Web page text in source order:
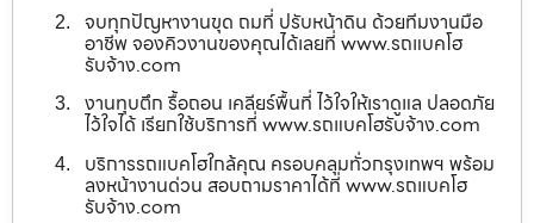
จบทุกปัญหางานขุด ถมที่ ปรับหน้าดิน ด้วยทีมงานมือ
อาชีพ จองคิวงานของคุณได้เลยที่ www.รถแบคโฮ
รับจ้าง.com
งานทุบตึก รื้อถอน เคลียร์พื้นที่ ไว้ใจให้เราดูแล ปลอดภัย
ไว้ใจได้ เรียกใช้บริการที่ www.รถแบคโฮรับจ้าง.com
บริการรถแบคโฮใกล้คุณ ครอบคลุมทั่วกรุงเทพฯ พร้อม
ลงหน้างานด่วน สอบถามราคาได้ที่ www.รถแบคโฮ
รับจ้าง.com